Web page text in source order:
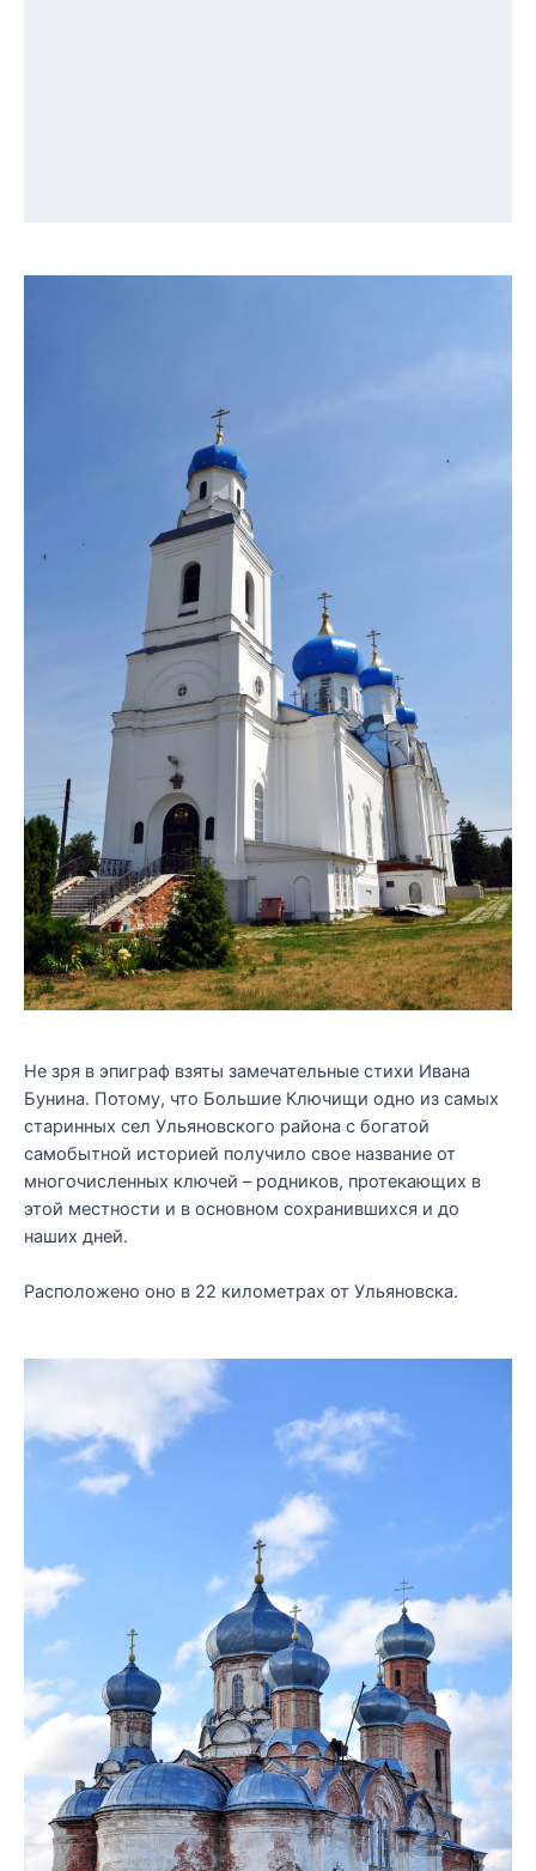
Не зря в эпиграф взяты замечательные стихи Ивана
Бунина. Потому, что Большие Ключищи одно из самых
старинных сел Ульяновского района с богатой
самобытной историей получило свое название от
многочисленных ключей – родников, протекающих в
этой местности и в основном сохранившихся и до
наших дней.
Расположено оно в 22 километрах от Ульяновска.